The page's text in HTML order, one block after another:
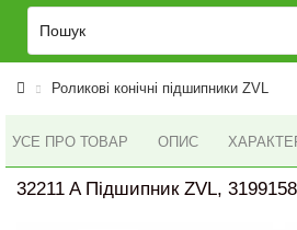
Роликові конічні підшипники ZVL
УСЕ ПРО ТОВАР ОПИС
32211 A Підшипник ZVL, 3199158